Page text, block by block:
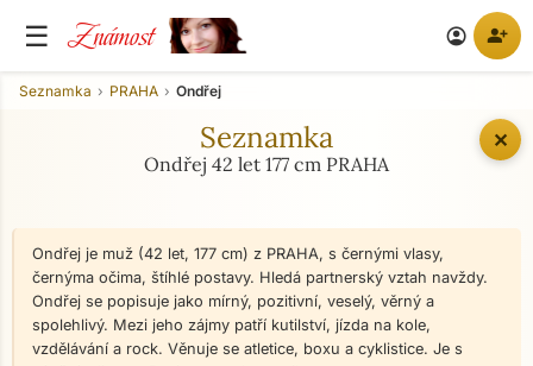
☰ Známost account_circle person_add
✕
Seznamka PRAHA Ondřej
Seznamka
Ondřej 42 let 177 cm PRAHA
Ondřej je muž (42 let, 177 cm) z PRAHA, s černými vlasy,
černýma očima, štíhlé postavy. Hledá partnerský vztah navždy.
Ondřej se popisuje jako mírný, pozitivní, veselý, věrný a
spolehlivý. Mezi jeho zájmy patří kutilství, jízda na kole,
vzdělávání a rock. Věnuje se atletice, boxu a cyklistice. Je s